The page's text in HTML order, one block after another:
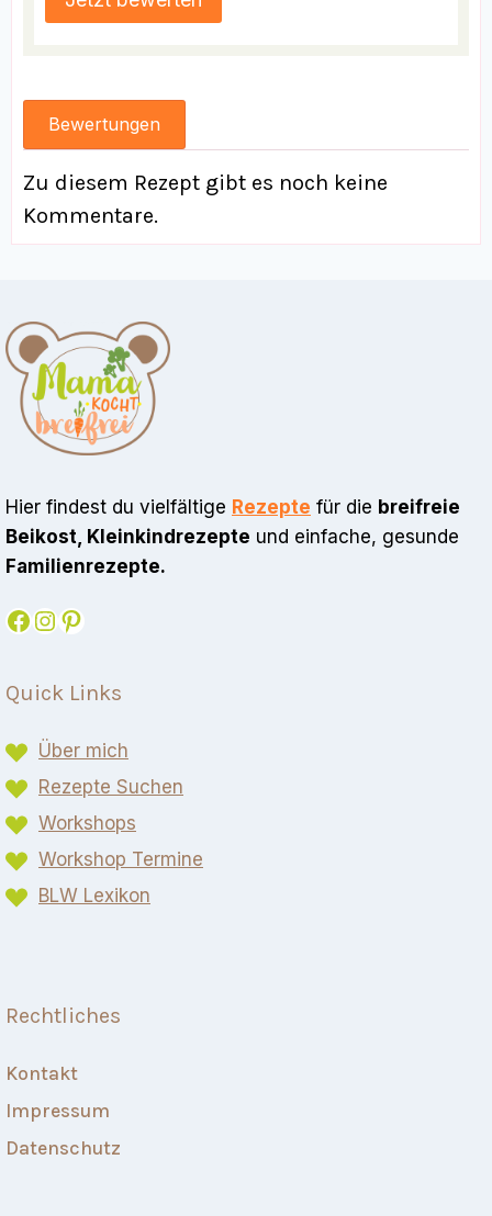
Bewertungen
Zu diesem Rezept gibt es noch keine
Kommentare.
Hier findest du vielfältige Rezepte für die breifreie
Beikost, Kleinkindrezepte und einfache, gesunde
Familienrezepte.
Facebook
Instagram
Pinterest
Quick Links
Über mich
Rezepte Suchen
Workshops
Workshop Termine
BLW Lexikon​
Rechtliches
Kontakt
Impressum
Datenschutz